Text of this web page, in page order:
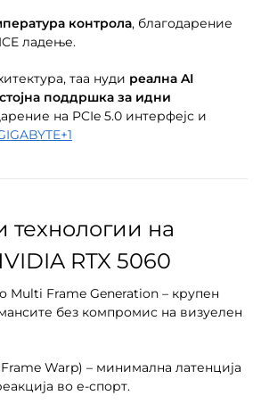
контрола, благодарение
ладење.
таа нуди реална AI
поддршка за идни
на PCIe 5.0 интерфејс и
+1
на
RTX 5060
Multi Frame Generation – крупен
без компромис на визуелен
Warp) – минимална латенција
во е-спорт.